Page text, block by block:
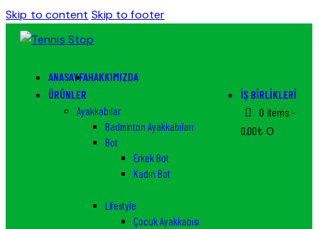
Skip to content Skip to footer
ANASAYFAHAKKIMIZDA
ÜRÜNLER
Ayakkabılar
Badminton Ayakkabıları
Bot
Erkek Bot
Kadın Bot
Lifestyle
Çocuk Ayakkabısı
İŞ BIRLIKLERI
0 items -
0,00₺ 0